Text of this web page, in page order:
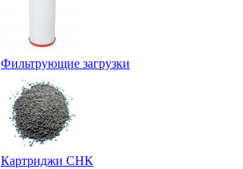
Фильтрующие загрузки
Картриджи СНК